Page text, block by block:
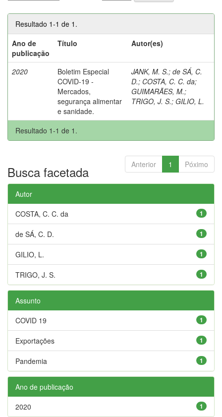
Resultado 1-1 de 1.
Ano de
publicação
Título Autor(es)
2020
Boletim Especial
COVID-19 -
Mercados,
segurança alimentar
e sanidade.
JANK, M. S.; de SÁ, C.
D.; COSTA, C. C. da;
GUIMARÃES, M.;
TRIGO, J. S.; GILIO, L.
Resultado 1-1 de 1.
Anterior 1 Póximo
Busca facetada
Autor
1
COSTA, C. C. da
1
de SÁ, C. D.
1
GILIO, L.
1
TRIGO, J. S.
Assunto
1
COVID 19
1
Exportações
1
Pandemia
Ano de publicação
1
2020